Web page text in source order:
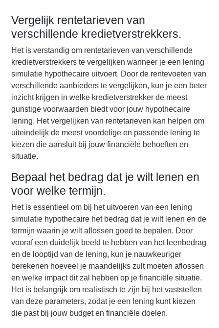
Vergelijk rentetarieven van
verschillende kredietverstrekkers.
Het is verstandig om rentetarieven van verschillende
kredietverstrekkers te vergelijken wanneer je een lening
simulatie hypothecaire uitvoert. Door de rentevoeten van
verschillende aanbieders te vergelijken, kun je een beter
inzicht krijgen in welke kredietverstrekker de meest
gunstige voorwaarden biedt voor jouw hypothecaire
lening. Het vergelijken van rentetarieven kan helpen om
uiteindelijk de meest voordelige en passende lening te
kiezen die aansluit bij jouw financiële behoeften en
situatie.
Bepaal het bedrag dat je wilt lenen en
voor welke termijn.
Het is essentieel om bij het uitvoeren van een lening
simulatie hypothecaire het bedrag dat je wilt lenen en de
termijn waarin je wilt aflossen goed te bepalen. Door
vooraf een duidelijk beeld te hebben van het leenbedrag
en de looptijd van de lening, kun je nauwkeuriger
berekenen hoeveel je maandelijks zult moeten aflossen
en welke impact dit zal hebben op je financiële situatie.
Het is belangrijk om realistisch te zijn bij het vaststellen
van deze parameters, zodat je een lening kunt kiezen
die past bij jouw budget en financiële doelen.